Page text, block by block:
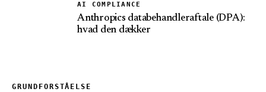
AI COMPLIANCE
Anthropics databehandleraftale (DPA):
hvad den dækker
GRUNDFORSTÅELSE